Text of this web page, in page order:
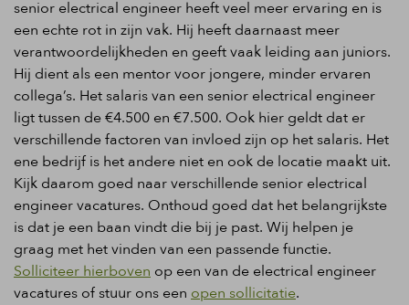
senior electrical engineer heeft veel meer ervaring en is
een echte rot in zijn vak. Hij heeft daarnaast meer
verantwoordelijkheden en geeft vaak leiding aan juniors.
Hij dient als een mentor voor jongere, minder ervaren
collega’s. Het salaris van een senior electrical engineer
ligt tussen de €4.500 en €7.500. Ook hier geldt dat er
verschillende factoren van invloed zijn op het salaris. Het
ene bedrijf is het andere niet en ook de locatie maakt uit.
Kijk daarom goed naar verschillende senior electrical
engineer vacatures. Onthoud goed dat het belangrijkste
is dat je een baan vindt die bij je past. Wij helpen je
graag met het vinden van een passende functie.
Solliciteer hierboven op een van de electrical engineer
vacatures of stuur ons een open sollicitatie.